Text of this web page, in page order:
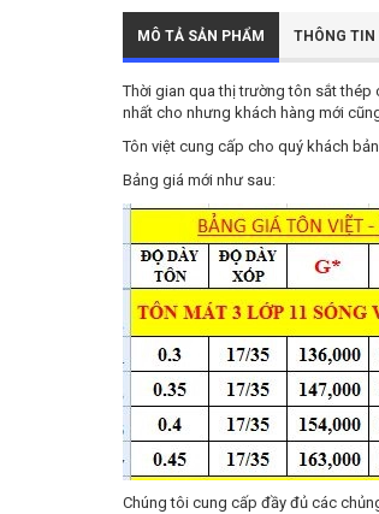
MÔ TẢ SẢN PHẨM THÔNG
Thời gian qua thị trường tôn sắt
nhất cho nhưng khách hàng mới
Tôn việt cung cấp cho quý khách
Bảng giá mới như sau:
Chúng tôi cung cấp đầy đủ các